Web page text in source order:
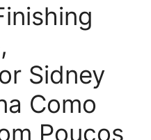
Sidney
Como
Poucos